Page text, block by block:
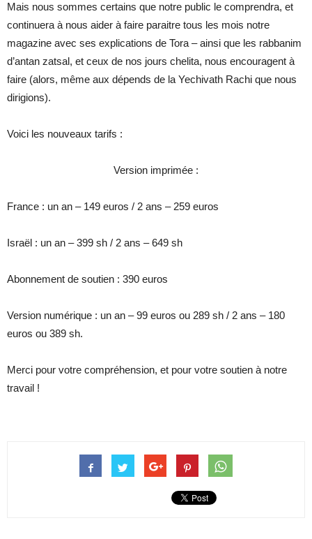
Mais nous sommes certains que notre public le comprendra, et
continuera à nous aider à faire paraitre tous les mois notre
magazine avec ses explications de Tora – ainsi que les rabbanim
d’antan zatsal, et ceux de nos jours chelita, nous encouragent à
faire (alors, même aux dépends de la Yechivath Rachi que nous
dirigions).
Voici les nouveaux tarifs :
Version imprimée :
France : un an – 149 euros / 2 ans – 259 euros
Israël : un an – 399 sh / 2 ans – 649 sh
Abonnement de soutien : 390 euros
Version numérique : un an – 99 euros ou 289 sh / 2 ans – 180
euros ou 389 sh.
Merci pour votre compréhension, et pour votre soutien à notre
travail !